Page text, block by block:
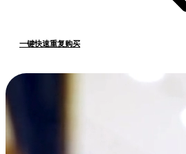
一键快速重复购买